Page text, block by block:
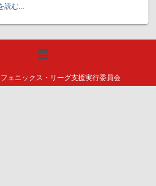
読む…
ェニックス・リーグ支援実行委員会